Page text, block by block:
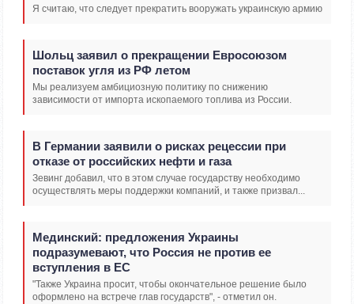
Я считаю, что следует прекратить вооружать украинскую армию
Шольц заявил о прекращении Евросоюзом
поставок угля из РФ летом
Мы реализуем амбициозную политику по снижению
зависимости от импорта ископаемого топлива из России.
В Германии заявили о рисках рецессии при
отказе от российских нефти и газа
Зевинг добавил, что в этом случае государству необходимо
осуществлять меры поддержки компаний, и также призвал...
Мединский: предложения Украины
подразумевают, что Россия не против ее
вступления в ЕС
"Также Украина просит, чтобы окончательное решение было
оформлено на встрече глав государств", - отметил он.